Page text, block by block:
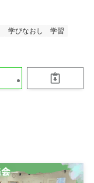
学びなおし
学習